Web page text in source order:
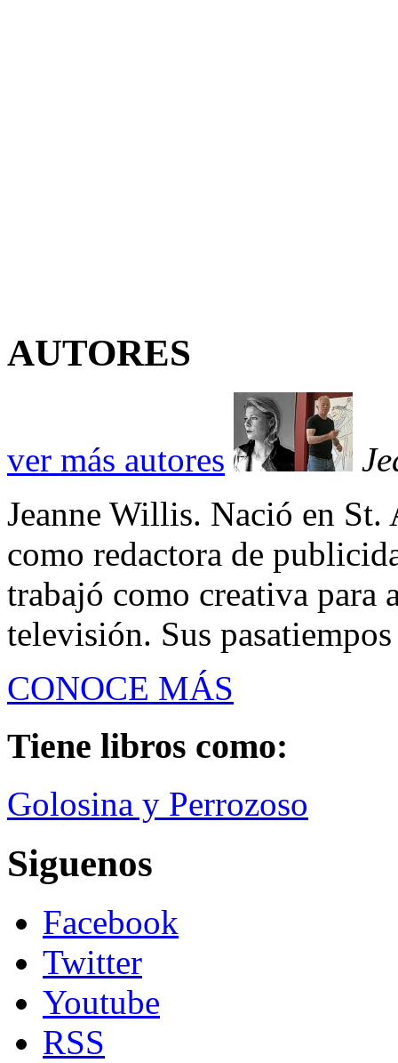
AUTORES
ver más autores
Jeanne Willis. Nació en St.
como redactora de
trabajó como creativa para
televisión. Sus
CONOCE MÁS
Tiene libros como:
Golosina y Perrozoso
Siguenos
Facebook
Twitter
Youtube
RSS